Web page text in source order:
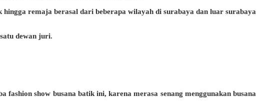
remaja berasal dari beberapa wilayah di surabaya dan luar surabaya
dewan juri.
show busana batik ini, karena merasa senang menggunakan busana